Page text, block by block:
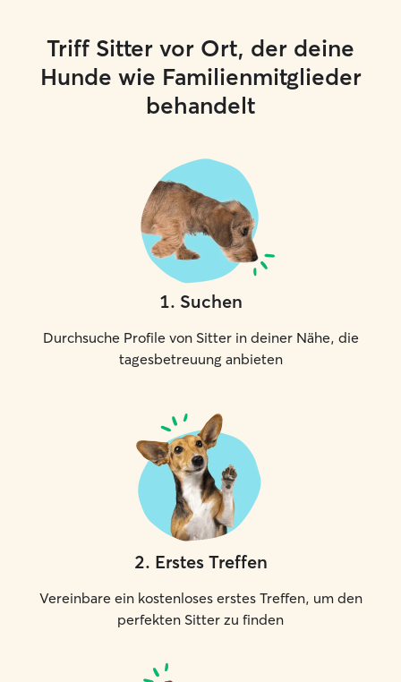
Triff Sitter vor Ort, der deine
Hunde wie Familienmitglieder
behandelt
1. Suchen
Durchsuche Profile von Sitter in deiner Nähe, die
tagesbetreuung anbieten
2. Erstes Treffen
Vereinbare ein kostenloses erstes Treffen, um den
perfekten Sitter zu finden